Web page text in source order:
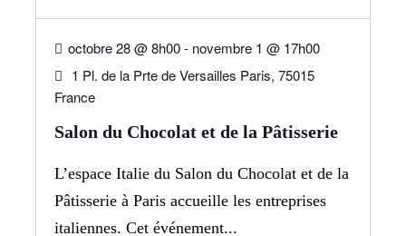
octobre 28 @ 8h00- novembre 1 @ 17h00
1 Pl. de la Prte de Versailles Paris, 75015
France
Salon du Chocolat et de la Pâtisserie
L’espace Italie du Salon du Chocolat et de la
Pâtisserie à Paris accueille les entreprises
italiennes. Cet événement...